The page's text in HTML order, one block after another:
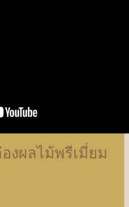
งผลไม้พรีเมี่ยม